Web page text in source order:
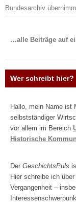
Bundesarchiv
…alle Beiträge auf
Wer schreibt hier?
Hallo, mein Name ist
selbstständiger
vor allem im Bereich
Historische
Der GeschichtsPuls
Hier schreibe ich
Vergangenheit –